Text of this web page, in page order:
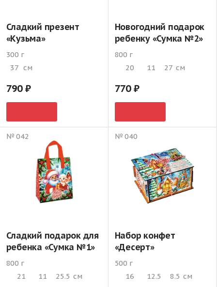
Сладкий презент
«Кузьма»
300 г
37 см
790
Новогодний подарок
ребенку «Сумка №2»
800 г
20
11 27 см
770
№ 042
Сладкий подарок для
ребенка «Сумка №1»
800 г
21
11 25.5 см
№ 040
Набор конфет
«Десерт»
500 г
16
12.5 8.5 см